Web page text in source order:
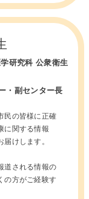
研究科 公衆衛生
・副センター長
民の皆様に正確
に関する情報
けします。
道される情報の
の方がご経験す